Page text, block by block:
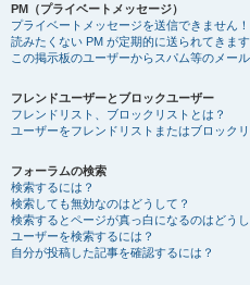
PM（プライベートメッセージ）
プライベートメッセージを送信できません！
読みたくない PM が定期的に送られてきます
この掲示板のユーザーからスパム等のメー
フレンドユーザーとブロックユーザー
フレンドリスト、ブロックリストとは？
ユーザーをフレンドリストまたはブロック
フォーラムの検索
検索するには？
検索しても無効なのはどうして？
検索するとページが真っ白になるのはどうし
ユーザーを検索するには？
自分が投稿した記事を確認するには？